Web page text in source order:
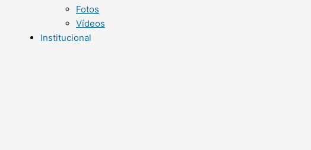
Fotos
Vídeos
Institucional